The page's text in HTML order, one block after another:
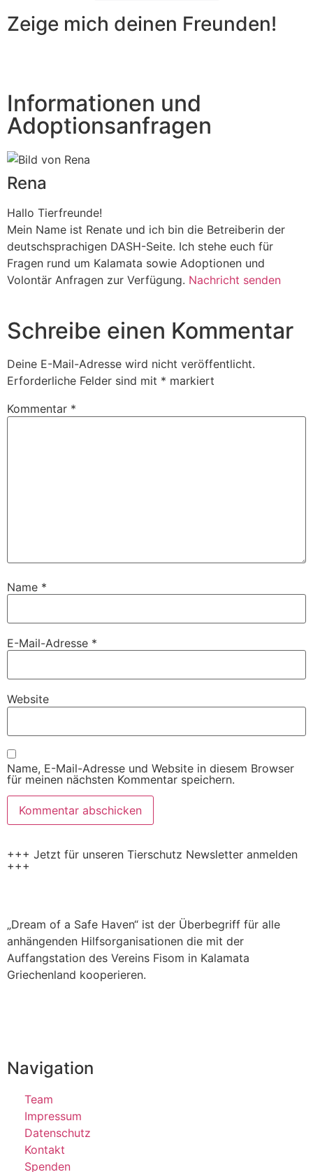
Zeige mich deinen Freunden!
Informationen und
Adoptionsanfragen
Rena
Hallo Tierfreunde!
Mein Name ist Renate und ich bin die Betreiberin der
deutschsprachigen DASH-Seite. Ich stehe euch für
Fragen rund um Kalamata sowie Adoptionen und
Volontär Anfragen zur Verfügung. Nachricht senden
Schreibe einen Kommentar
Deine E-Mail-Adresse wird nicht veröffentlicht.
Erforderliche Felder sind mit * markiert
Kommentar *
Name *
E-Mail-Adresse *
Website
Name, E-Mail-Adresse und Website in diesem Browser
für meinen nächsten Kommentar speichern.
+++ Jetzt für unseren Tierschutz Newsletter anmelden
+++
„Dream of a Safe Haven“ ist der Überbegriff für alle
anhängenden Hilfsorganisationen die mit der
Auffangstation des Vereins Fisom in Kalamata
Griechenland kooperieren.
Navigation
Team
Impressum
Datenschutz
Kontakt
Spenden